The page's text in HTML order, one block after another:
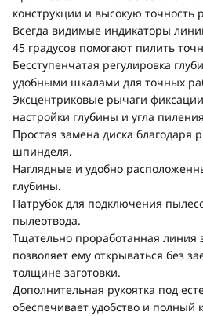
конструкции и высокую точность
Всегда видимые индикаторы
45 градусов помогают пилить
Бесступенчатая регулировка
удобными шкалами для точных
Эксцентриковые рычаги
настройки глубины и угла
Простая замена диска благодаря
шпинделя.
Наглядные и удобно
глубины.
Патрубок для подключения
пылеотвода.
Тщательно проработанная линия
позволяет ему открываться без
толщине заготовки.
Дополнительная рукоятка под
обеспечивает удобство и полный